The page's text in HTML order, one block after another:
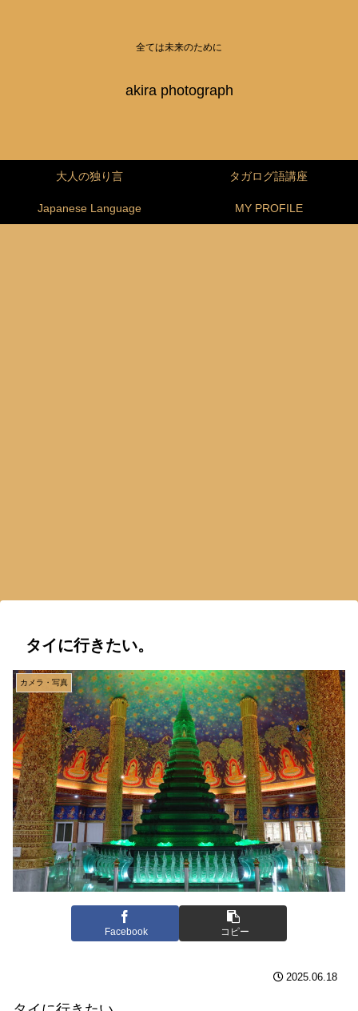
全ては未来のために
akira photograph
大人の独り言 タガログ語講座
Japanese Language MY PROFILE
タイに行きたい。
カメラ・写真
Facebook コピー
2025.06.18